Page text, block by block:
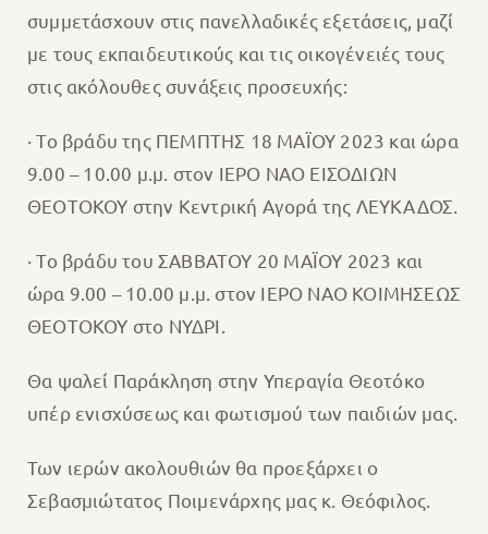
συμμετάσχουν στις πανελλαδικές εξετάσεις, μαζί
με τους εκπαιδευτικούς και τις οικογένειές τους
στις ακόλουθες συνάξεις προσευχής:
· Το βράδυ της ΠΕΜΠΤΗΣ 18 ΜΑΪΟΥ 2023 και ώρα
9.00 – 10.00 μ.μ. στον ΙΕΡΟ ΝΑΟ ΕΙΣΟΔΙΩΝ
ΘΕΟΤΟΚΟΥ στην Κεντρική Αγορά της ΛΕΥΚΑΔΟΣ.
· Το βράδυ του ΣΑΒΒΑΤΟΥ 20 ΜΑΪΟΥ 2023 και
ώρα 9.00 – 10.00 μ.μ. στον ΙΕΡΟ ΝΑΟ ΚΟΙΜΗΣΕΩΣ
ΘΕΟΤΟΚΟΥ στο ΝΥΔΡΙ.
Θα ψαλεί Παράκληση στην Υπεραγία Θεοτόκο
υπέρ ενισχύσεως και φωτισμού των παιδιών μας.
Των ιερών ακολουθιών θα προεξάρχει ο
Σεβασμιώτατος Ποιμενάρχης μας κ. Θεόφιλος.